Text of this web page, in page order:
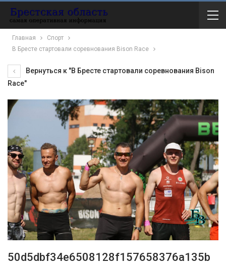
Главная
Спорт
В Бресте стартовали соревнования Bison Race
Вернуться к "В Бресте стартовали соревнования Bison
Race"
50d5dbf34e6508128f157658376a135b